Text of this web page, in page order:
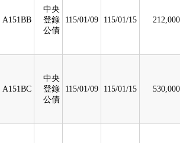
A151BB
中央
登錄
公債
115/01/09 115/01/15 212,000
A151BC
中央
登錄
公債
115/01/09 115/01/15 530,000